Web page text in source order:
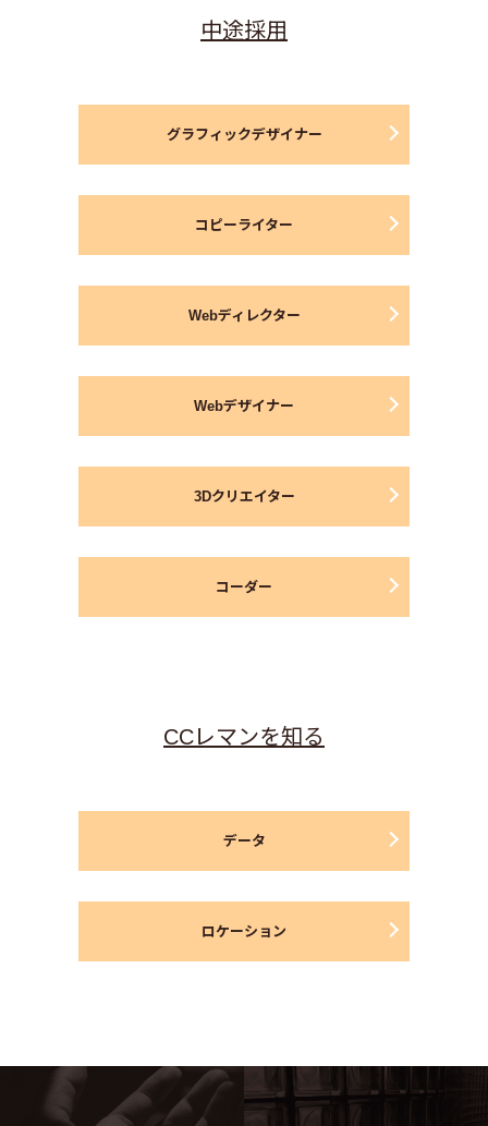
中途採用
グラフィックデザイナー
コピーライター
Webディレクター
Webデザイナー
3Dクリエイター
コーダー
CCレマンを知る
データ
ロケーション